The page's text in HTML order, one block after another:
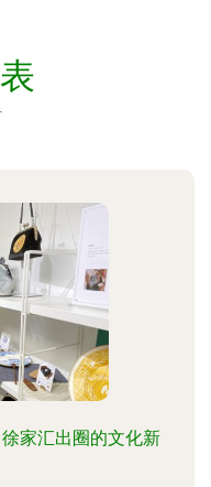
家汇出圈的文化新